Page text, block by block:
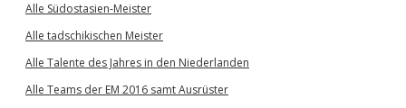
Alle Südostasien-Meister
Alle tadschikischen Meister
Alle Talente des Jahres in den Niederlanden
Alle Teams der EM 2016 samt Ausrüster